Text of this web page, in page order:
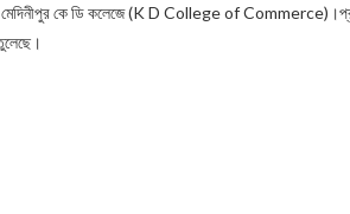
মেদিনীপুর কে ডি কলেজে (K D College of